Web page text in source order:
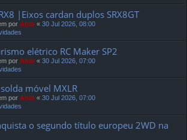
|Eixos cardan duplos SRX8GT
por Abib « 30 Jul 2026, 08:00
elétrico RC Maker SP2
por Abib « 30 Jul 2026, 07:00
móvel MXLR
por Abib « 30 Jul 2026, 07:00
o segundo título europeu 2WD na